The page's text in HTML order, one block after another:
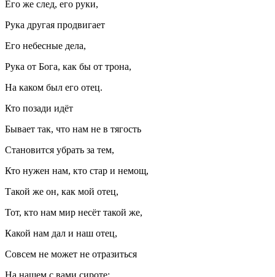
Его же след, его руки,
Рука другая продвигает
Его небесные дела,
Рука от Бога, как бы от трона,
На каком был его отец.
Кто позади идёт
Бывает так, что нам не в тягость
Становится убрать за тем,
Кто нужен нам, кто стар и немощ,
Такой же он, как мой отец,
Тот, кто нам мир несёт такой же,
Какой нам дал и наш отец,
Совсем не может не отразиться
На нашем с вами сироте: